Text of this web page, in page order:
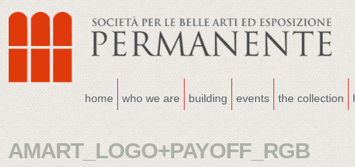
home who we are building events the collection
AMART_LOGO+PAYOFF_RGB